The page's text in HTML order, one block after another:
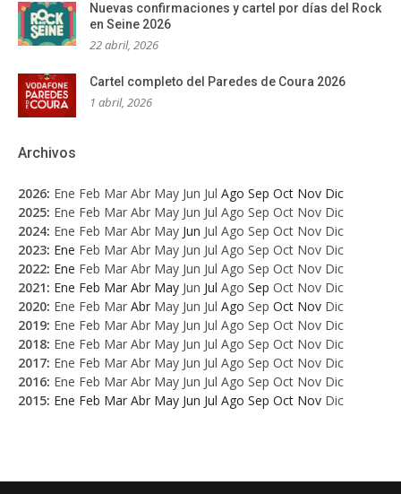
Nuevas confirmaciones y cartel por días del Rock
en Seine 2026
22 abril, 2026
Cartel completo del Paredes de Coura 2026
1 abril, 2026
Archivos
2026: Ene Feb Mar Abr May Jun Jul Ago Sep Oct Nov Dic
2025: Ene Feb Mar Abr May Jun Jul Ago Sep Oct Nov Dic
2024: Ene Feb Mar Abr May Jun Jul Ago Sep Oct Nov Dic
2023: Ene Feb Mar Abr May Jun Jul Ago Sep Oct Nov Dic
2022: Ene Feb Mar Abr May Jun Jul Ago Sep Oct Nov Dic
2021: Ene Feb Mar Abr May Jun Jul Ago Sep Oct Nov Dic
2020: Ene Feb Mar Abr May Jun Jul Ago Sep Oct Nov Dic
2019: Ene Feb Mar Abr May Jun Jul Ago Sep Oct Nov Dic
2018: Ene Feb Mar Abr May Jun Jul Ago Sep Oct Nov Dic
2017: Ene Feb Mar Abr May Jun Jul Ago Sep Oct Nov Dic
2016: Ene Feb Mar Abr May Jun Jul Ago Sep Oct Nov Dic
2015: Ene Feb Mar Abr May Jun Jul Ago Sep Oct Nov Dic